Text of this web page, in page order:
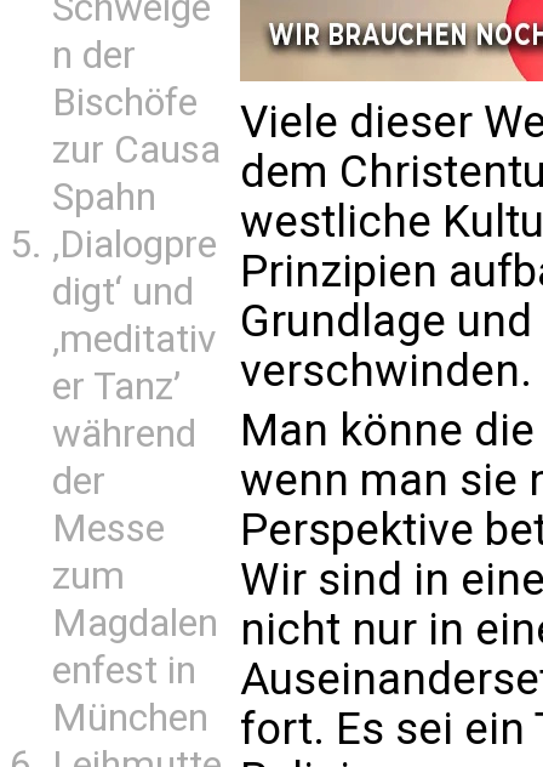
n der
Bischöfe
zur Causa
Spahn
‚Dialogpre
digt‘ und
‚meditativ
er Tanz’
während
der
Messe
zum
Magdalen
enfest in
München
Viele dieser
dem
westliche
Prinzipien
Grundlage
verschwinden.
Man könne
wenn man sie
Perspektive
Wir sind in
nicht nur in
fort. Es sei ein